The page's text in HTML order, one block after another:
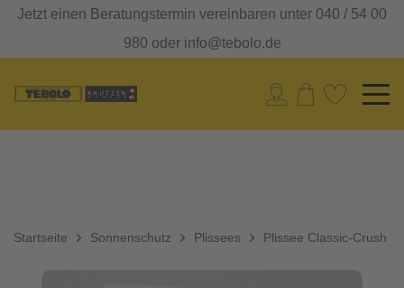
Jetzt einen Beratungstermin vereinbaren unter 040 / 54 00
980 oder info@tebolo.de
Startseite Sonnenschutz Plissees Plissee Classic-Crush